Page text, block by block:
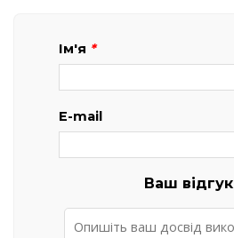
Ім'я *
E-mail
Ваш відгук